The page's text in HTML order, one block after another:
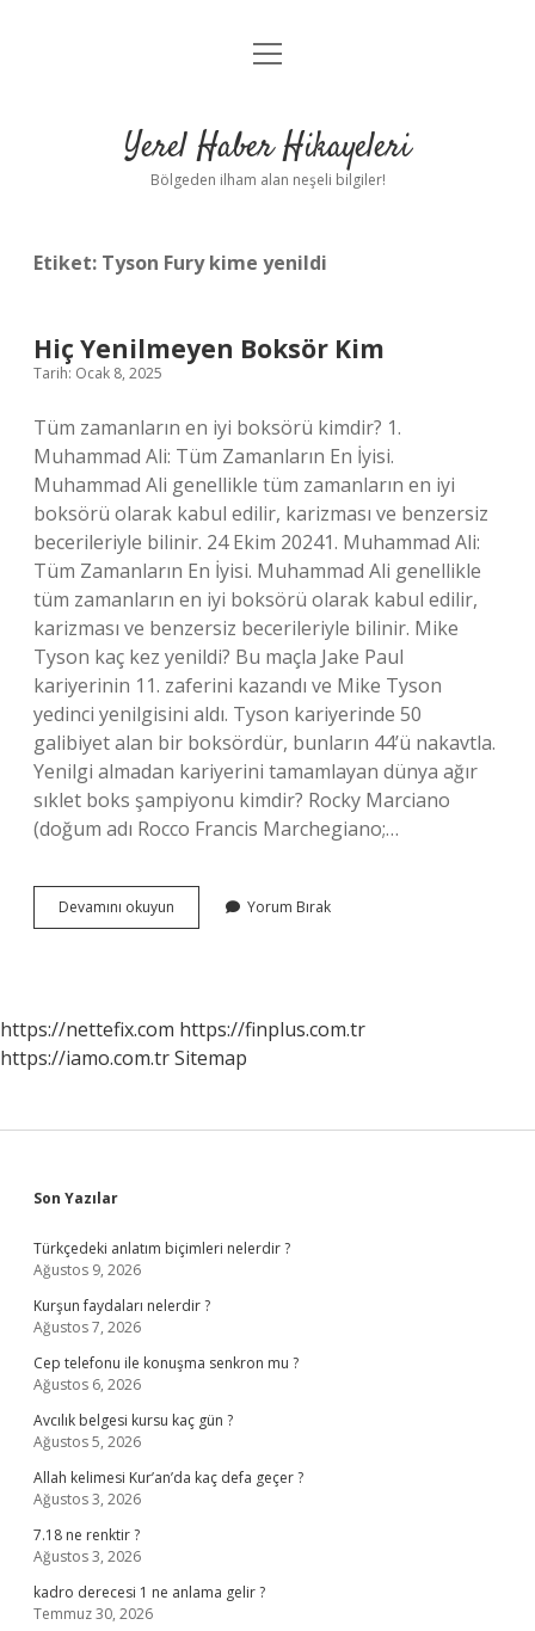
Anasayfa
Yasal Uyarı
menüyü
Yerel Haber Hikayeleri
Bölgeden ilham alan neşeli bilgiler!
Etiket: Tyson Fury kime yenildi
Hiç Yenilmeyen Boksör Kim
Tarih: Ocak 8, 2025
Tüm zamanların en iyi boksörü kimdir? 1.
Muhammad Ali: Tüm Zamanların En İyisi.
Muhammad Ali genellikle tüm zamanların en iyi
boksörü olarak kabul edilir, karizması ve benzersiz
becerileriyle bilinir. 24 Ekim 20241. Muhammad Ali:
Tüm Zamanların En İyisi. Muhammad Ali genellikle
tüm zamanların en iyi boksörü olarak kabul edilir,
karizması ve benzersiz becerileriyle bilinir. Mike
Tyson kaç kez yenildi? Bu maçla Jake Paul
kariyerinin 11. zaferini kazandı ve Mike Tyson
yedinci yenilgisini aldı. Tyson kariyerinde 50
galibiyet alan bir boksördür, bunların 44’ü nakavtla.
Yenilgi almadan kariyerini tamamlayan dünya ağır
sıklet boks şampiyonu kimdir? Rocky Marciano
(doğum adı Rocco Francis Marchegiano;…
Devamını okuyun
Yenilmeyen
Yorum Bırak
https://nettefix.com https://finplus.com.tr
https://iamo.com.trSitemap
Sidebar
Son Yazılar
Türkçedeki anlatım biçimleri nelerdir ?
Ağustos 9, 2026
Kurşun faydaları nelerdir ?
Ağustos 7, 2026
Cep telefonu ile konuşma senkron mu ?
Ağustos 6, 2026
Avcılık belgesi kursu kaç gün ?
Ağustos 5, 2026
Allah kelimesi Kur’an’da kaç defa geçer ?
Ağustos 3, 2026
7.18 ne renktir ?
Ağustos 3, 2026
kadro derecesi 1 ne anlama gelir ?
Temmuz 30, 2026